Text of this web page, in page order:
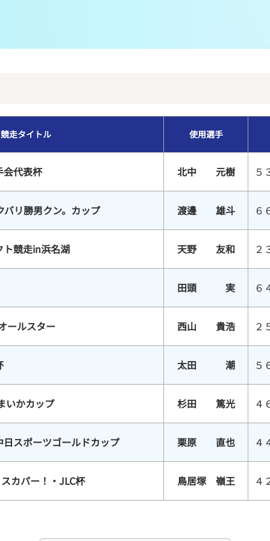
特別観覧施設ROKU浜名湖
競走タイトル 使用選手
会代表杯 北中 元樹 ５
リ勝男クン。カップ 渡邊 雄斗 ６
ト競走in浜名湖 天野 友和 ２
田頭 実 ６
ールスター 西山 貴浩 ２
太田 潮 ５
いかカップ 杉田 篤光 ４
スポーツゴールドカップ 栗原 直也 ４
カパー！・JLC杯 鳥居塚 嶺王 ４